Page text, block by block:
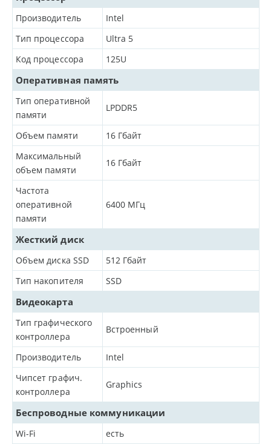
Производитель
Intel
Тип процессора
Ultra 5
Код процессора
125U
Оперативная память
Тип оперативной
памяти
LPDDR5
Объем памяти 16 Гбайт
Максимальный
объем памяти
16 Гбайт
Частота
оперативной
памяти
6400 МГц
Жесткий диск
Объем диска SSD 512 Гбайт
Тип накопителя
SSD
Видеокарта
Тип графического
контроллера
Встроенный
Производитель
Intel
Чипсет графич.
контроллера
Graphics
Беспроводные коммуникации
Wi-Fi есть